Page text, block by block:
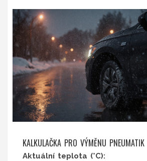
KALKULAČKA PRO VÝMĚNU PNEUMATIK
Aktuální teplota (°C):